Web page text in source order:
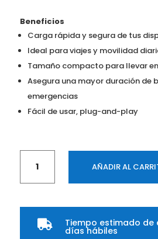
Beneficios
Carga rápida y segura de tus
Ideal para viajes y movilidad
Tamaño compacto para llevar
Asegura una mayor duración de
emergencias
Fácil de usar, plug-and-play
Mobile
–
M3PMBK
AÑADIR AL
 Tiempo estimado de
días hábiles